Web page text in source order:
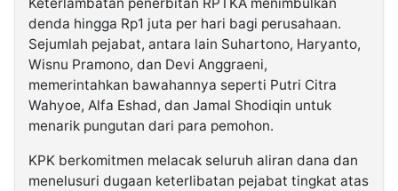
Keterlambatan penerbitan RPTKA menimbulkan
denda hingga Rp1 juta per hari bagi perusahaan.
Sejumlah pejabat, antara lain Suhartono, Haryanto,
Wisnu Pramono, dan Devi Anggraeni,
memerintahkan bawahannya seperti Putri Citra
Wahyoe, Alfa Eshad, dan Jamal Shodiqin untuk
menarik pungutan dari para pemohon.
KPK berkomitmen melacak seluruh aliran dana dan
menelusuri dugaan keterlibatan pejabat tingkat atas